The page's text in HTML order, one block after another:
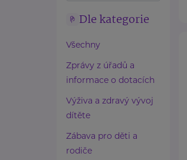
Dle kategorie
Všechny
Zprávy z úřadů a
informace o dotacích
Výživa a zdravý vývoj
dítěte
Zábava pro děti a
rodiče